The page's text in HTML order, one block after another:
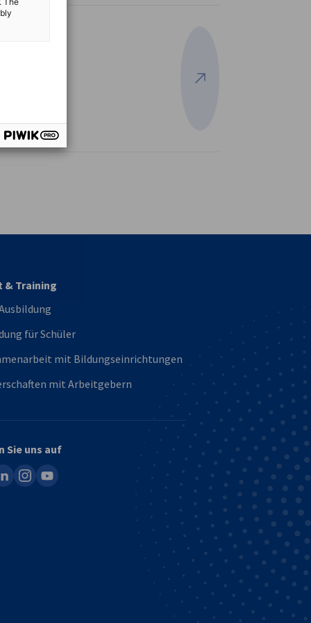
Mehr ansehen
& Training
für Schüler
mit Bildungseinrichtungen
mit Arbeitgebern
Sie uns auf
instagram
youtube